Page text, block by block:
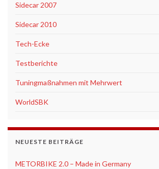
Sidecar 2007
Sidecar 2010
Tech-Ecke
Testberichte
Tuningmaßnahmen mit Mehrwert
WorldSBK
NEUESTE BEITRÄGE
METORBIKE 2.0 – Made in Germany